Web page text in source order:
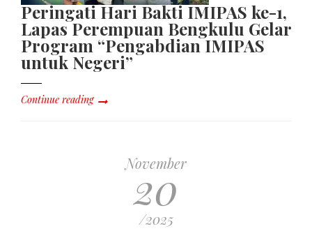
Peringati Hari Bakti IMIPAS ke-1,
Lapas Perempuan Bengkulu Gelar
Program “Pengabdian IMIPAS
untuk Negeri”
Continue reading
November
20
/2025